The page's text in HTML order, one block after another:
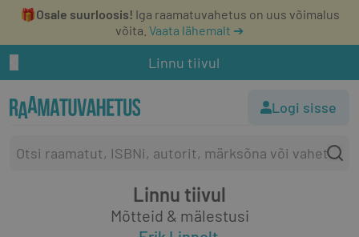
🎁Osale suurloosis! Iga raamatuvahetus on uus võimalus
võita. Vaata lähemalt ➔
Linnu tiivul
Logi sisse
Linnu tiivul
Mõtteid & mälestusi